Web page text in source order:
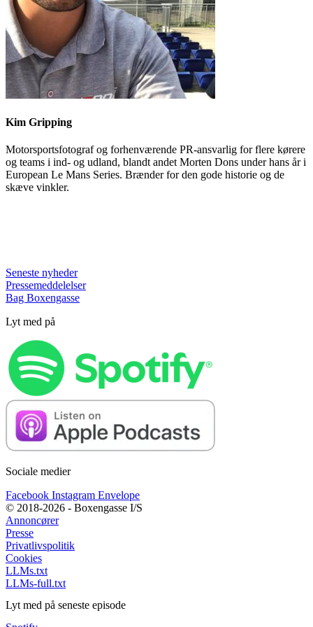
Kim Gripping
Motorsportsfotograf og forhenværende PR-ansvarlig for flere kørere
og teams i ind- og udland, blandt andet Morten Dons under hans år i
European Le Mans Series. Brænder for den gode historie og de
skæve vinkler.
Seneste nyheder
Pressemeddelelser
Bag Boxengasse
Lyt med på
Sociale medier
Facebook Instagram Envelope
© 2018-2026 - Boxengasse I/S
Annoncører
Presse
Privatlivspolitik
Cookies
LLMs.txt
LLMs-full.txt
Lyt med på seneste episode